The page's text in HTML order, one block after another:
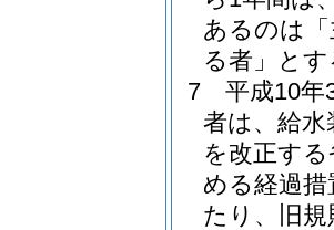
あるのは
る者」と
7
平成10年
者は、給水
を改正する
める経過
たり、旧